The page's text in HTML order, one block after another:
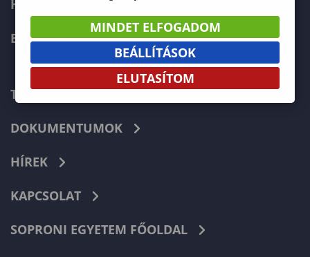
HALLGATÓKNAK
ERASMUS+
TELEFONKÖNYV
DOKUMENTUMOK
HÍREK
KAPCSOLAT
SOPRONI EGYETEM FŐOLDAL
MINDET ELFOGADOM
BEÁLLÍTÁSOK
ELUTASÍTOM